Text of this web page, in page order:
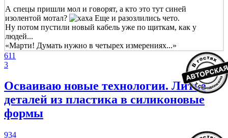
А спецы пришли мол и говорят, а кто это тут синей
изолентой мотал?
Еще и разозлились чето.
Ну потом пустили новый кабель уже по щиткам, как у
людей...
«Марти! Думать нужно в четырех измерениях...»
611
3
Осваиваю новые технологии. Литье
деталей из пластика в силиконовые
формы
934